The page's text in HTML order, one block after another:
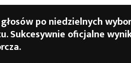
po niedzielnych
Sukcesywnie oficjalne